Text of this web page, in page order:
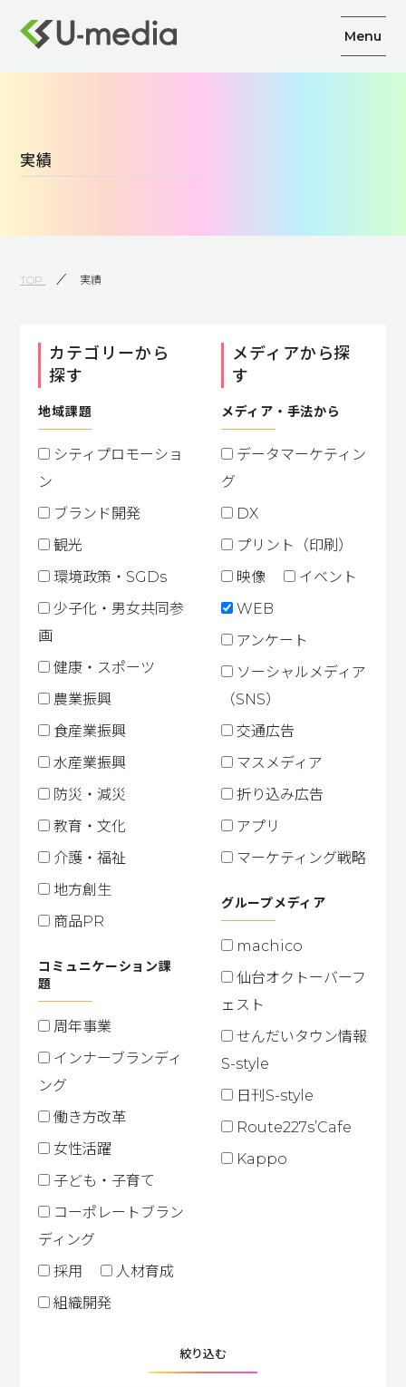
Menu
実績
TOP 実績
カテゴリーから
探す
地域課題
シティプロモーショ
ン
ブランド開発
観光
環境政策・SGDs
少子化・男女共同参
画
健康・スポーツ
農業振興
食産業振興
水産業振興
防災・減災
教育・文化
介護・福祉
地方創生
商品PR
コミュニケーション課
題
周年事業
インナーブランディ
ング
働き方改革
女性活躍
子ども・子育て
コーポレートブラン
ディング
採用
人材育成
組織開発
メディアから探
す
メディア・手法から
データマーケティン
グ
DX
プリント（印刷）
映像
イベント
WEB
アンケート
ソーシャルメディア
（SNS）
交通広告
マスメディア
折り込み広告
アプリ
マーケティング戦略
グループメディア
machico
仙台オクトーバーフ
ェスト
せんだいタウン情報
S-style
日刊S-style
Route227s’Cafe
Kappo
絞り込む